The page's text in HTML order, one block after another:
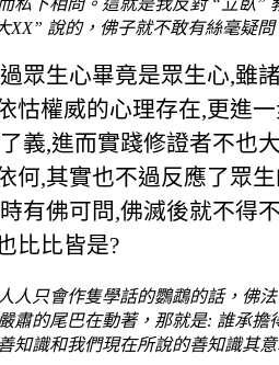
XX” 說的，佛子就不敢有絲毫疑問
眾生心畢竟是眾生心,雖
怙權威的心理存在,更進
義,進而實踐修證者不也
何,其實也不過反應了眾
有佛可問,佛滅後就不得
比比皆是?
人只會作隻學話的鸚鵡的話，佛
肅的尾巴在動著，那就是: 誰承擔
知識和我們現在所說的善知識其